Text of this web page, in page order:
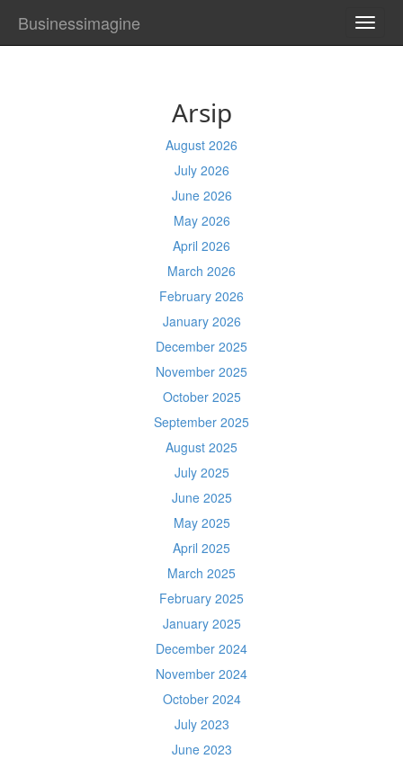
Businessimagine
Arsip
August 2026
July 2026
June 2026
May 2026
April 2026
March 2026
February 2026
January 2026
December 2025
November 2025
October 2025
September 2025
August 2025
July 2025
June 2025
May 2025
April 2025
March 2025
February 2025
January 2025
December 2024
November 2024
October 2024
July 2023
June 2023